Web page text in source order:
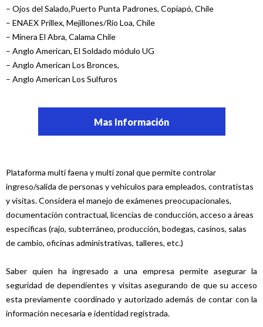
– Ojos del Salado,Puerto Punta Padrones, Copiapó, Chile
– ENAEX Prillex, Mejillones/Río Loa, Chile
– Minera El Abra, Calama Chile
– Anglo American, El Soldado módulo UG
– Anglo American Los Bronces,
– Anglo American Los Sulfuros
Mas Información
Plataforma multi faena y multi zonal que permite controlar
ingreso/salida de personas y vehículos para empleados, contratistas
y visitas. Considera el manejo de exámenes preocupacionales,
documentación contractual, licencias de conducción, acceso a áreas
especificas (rajo, subterráneo, producción, bodegas, casinos, salas
de cambio, oficinas administrativas, talleres, etc.)
Saber quien ha ingresado a una empresa permite asegurar la
seguridad de dependientes y visitas asegurando de que su acceso
esta previamente coordinado y autorizado además de contar con la
información necesaria e identidad registrada.